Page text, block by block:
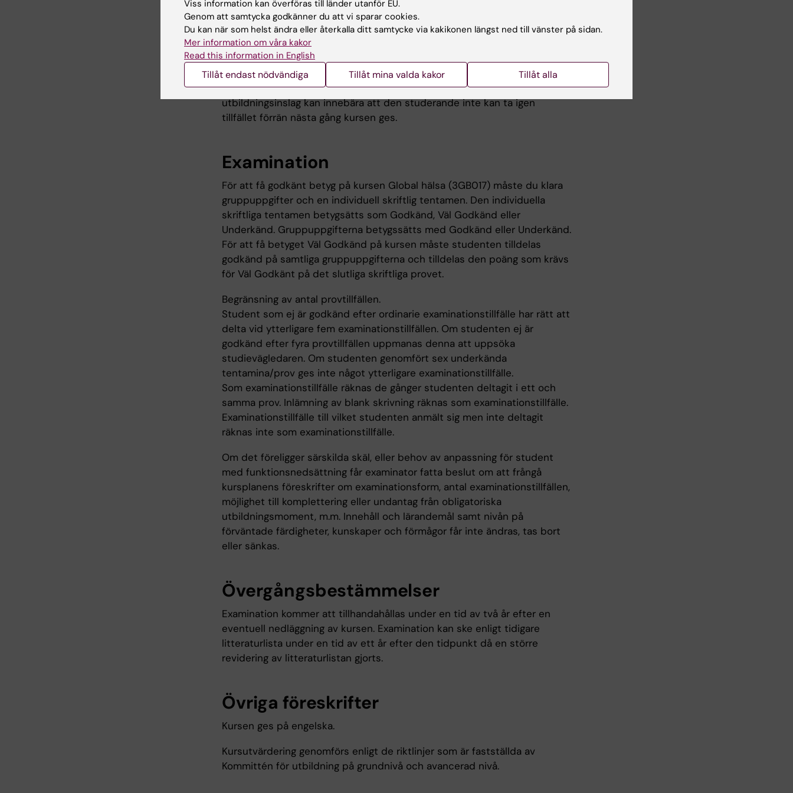
Obligatoriskt deltagande
Alla obligatoriska aktiviteter anges i kursplanen. Examinatorn bedömer om
och i så fall hur frånvaro från obligatoriska utbildningsinslag kan tas igen.
Innan studenten deltagit i de obligatoriska utbildningsinslagen eller tagit
igen frånvaro i enlighet med examinators anvisningar kan inte
studieresultaten slutrapporteras. Frånvaro från ett obligatoriskt
utbildningsinslag kan innebära att den studerande inte kan ta igen
tillfället förrän nästa gång kursen ges.
Examination
För att få godkänt betyg på kursen Global hälsa (3GB017) måste du klara
gruppuppgifter och en individuell skriftlig tentamen. Den individuella
skriftliga tentamen betygsätts som Godkänd, Väl Godkänd eller
Underkänd. Gruppuppgifterna betygssätts med Godkänd eller Underkänd.
För att få betyget Väl Godkänd på kursen måste studenten tilldelas
godkänd på samtliga gruppuppgifterna och tilldelas den poäng som krävs
för Väl Godkänt på det slutliga skriftliga provet.
Begränsning av antal provtillfällen.
Student som ej är godkänd efter ordinarie examinationstillfälle har rätt att
delta vid ytterligare fem examinationstillfällen. Om studenten ej är
godkänd efter fyra provtillfällen uppmanas denna att uppsöka
studievägledaren. Om studenten genomfört sex underkända
tentamina/prov ges inte något ytterligare examinationstillfälle.
Som examinationstillfälle räknas de gånger studenten deltagit i ett och
samma prov. Inlämning av blank skrivning räknas som examinationstillfälle.
Examinationstillfälle till vilket studenten anmält sig men inte deltagit
räknas inte som examinationstillfälle.
Om det föreligger särskilda skäl, eller behov av anpassning för student
med funktionsnedsättning får examinator fatta beslut om att frångå
kursplanens föreskrifter om examinationsform, antal examinationstillfällen,
möjlighet till komplettering eller undantag från obligatoriska
utbildningsmoment, m.m. Innehåll och lärandemål samt nivån på
förväntade färdigheter, kunskaper och förmågor får inte ändras, tas bort
eller sänkas.
Övergångsbestämmelser
Examination kommer att tillhandahållas under en tid av två år efter en
eventuell nedläggning av kursen. Examination kan ske enligt tidigare
litteraturlista under en tid av ett år efter den tidpunkt då en större
revidering av litteraturlistan gjorts.
Övriga föreskrifter
Kursen ges på engelska.
Kursutvärdering genomförs enligt de riktlinjer som är fastställda av
Kommittén för utbildning på grundnivå och avancerad nivå.
Viss information kan överföras till länder utanför EU.
Genom att samtycka godkänner du att vi sparar cookies.
Du kan när som helst ändra eller återkalla ditt samtycke via kakikonen längst ned till vänster på sidan.
Mer information om våra kakor
Read this information in English
Tillåt endast nödvändiga Tillåt mina valda kakor Tillåt alla